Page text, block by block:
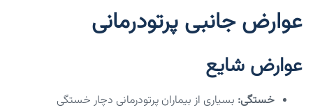
عوارض جانبی پرتودرمانی
عوارض شایع
خستگی: بسیاری از بیماران پرتودرمانی دچار خستگی